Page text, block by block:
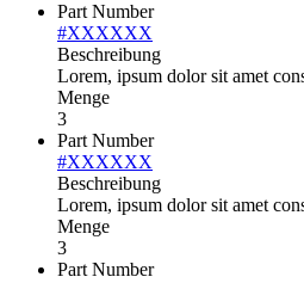
Part Number
#XXXXXX
Beschreibung
Lorem, ipsum dolor sit amet
Menge
3
Part Number
#XXXXXX
Beschreibung
Lorem, ipsum dolor sit amet
Menge
3
Part Number